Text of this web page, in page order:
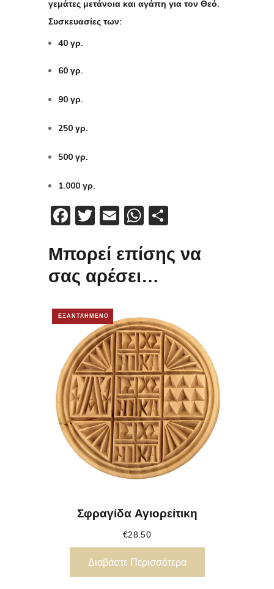
γεμάτες μετάνοια και αγάπη για τον Θεό.
Συσκευασίες των:
40 γρ.
60 γρ.
90 γρ.
250 γρ.
500 γρ.
1.000 γρ.
Facebook
Twitter
EmailWhatsApp
Μπορεί επίσης να
σας αρέσει…
ΕΞΑΝΤΛΗΜΕΝΟ
Σφραγίδα Αγιορείτικη
€28.50
Διαβάστε Περισσότερα